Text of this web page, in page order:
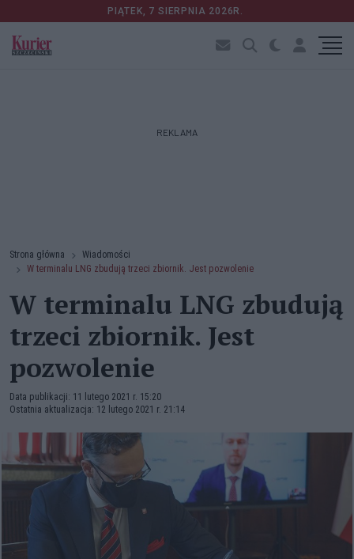
PIĄTEK, 7 SIERPNIA 2026R.
REKLAMA
Strona główna
Wiadomości
W terminalu LNG zbudują trzeci zbiornik. Jest pozwolenie
W terminalu LNG zbudują
trzeci zbiornik. Jest
pozwolenie
Data publikacji: 11 lutego 2021 r. 15:20
Ostatnia aktualizacja: 12 lutego 2021 r. 21:14